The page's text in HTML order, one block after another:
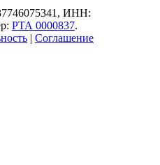
ИНН:
РТА 0000837.
| Соглашение